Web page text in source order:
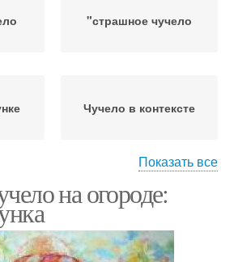
"страшное чучело
Чучело в контексте
Показать все
на огороде: